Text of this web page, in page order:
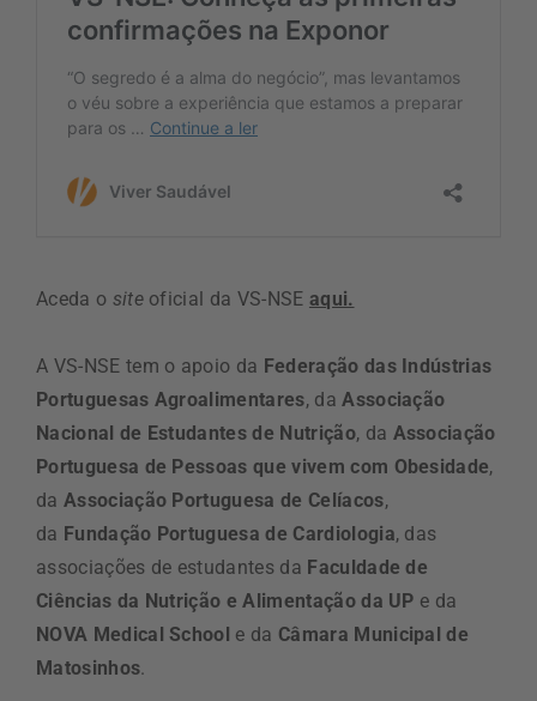
Aceda o siteoficial da VS-NSE aqui.
A VS-NSE tem o apoio da Federação das Indústrias
Portuguesas Agroalimentares, daAssociação
Nacional de Estudantes de Nutrição, da Associação
Portuguesa de Pessoas que vivem com Obesidade,
da Associação Portuguesa de Celíacos,
da Fundação Portuguesa de Cardiologia, das
associações de estudantes da Faculdade de
Ciências da Nutrição e Alimentação da UP e da
NOVA Medical School e da Câmara Municipal de
Matosinhos.